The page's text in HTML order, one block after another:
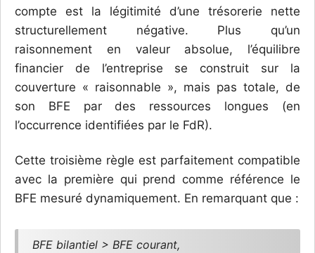
compte est la légitimité d’une trésorerie nette
structurellement négative. Plus qu’un
raisonnement en valeur absolue, l’équilibre
financier de l’entreprise se construit sur la
couverture « raisonnable », mais pas totale, de
son BFE par des ressources longues (en
l’occurrence identifiées par le FdR).
Cette troisième règle est parfaitement compatible
avec la première qui prend comme référence le
BFE mesuré dynamiquement. En remarquant que :
BFE bilantiel > BFE courant,